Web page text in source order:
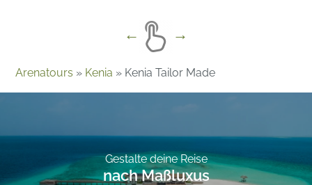
Arenatours » Kenia » Kenia Tailor Made
Gestalte deine Reise
nach Maßluxus